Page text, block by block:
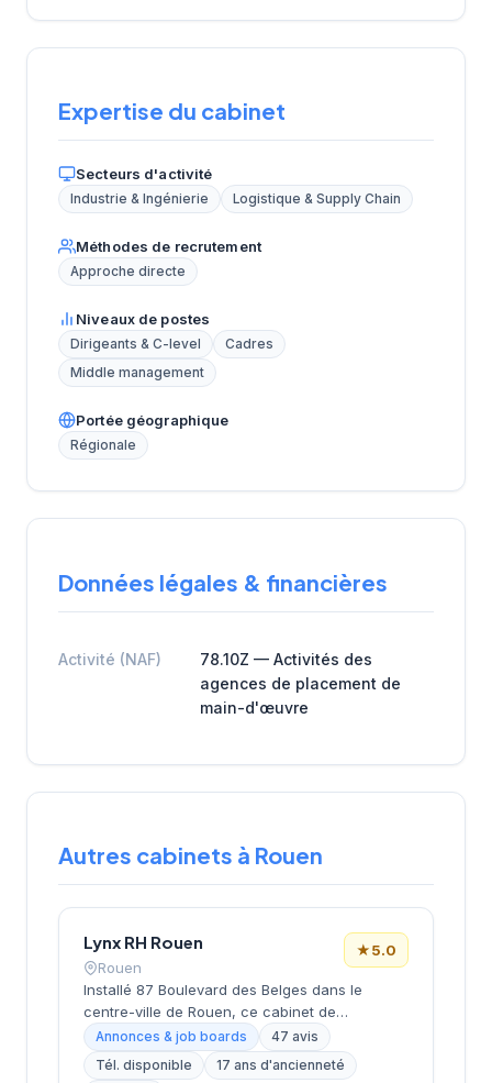
Expertise du cabinet
Secteurs d'activité
Industrie & Ingénierie Logistique & Supply Chain
Méthodes de recrutement
Approche directe
Niveaux de postes
Dirigeants & C-level
Cadres
Middle management
Portée géographique
Régionale
Données légales & financières
Activité (NAF)
78.10Z — Activités des
agences de placement de
main-d'œuvre
Autres cabinets à Rouen
Lynx RH Rouen
Rouen
★5.0
Installé 87 Boulevard des Belges dans le
centre-ville de Rouen, ce cabinet de
recrutement développe ses activités de
placement et de conseil en ressources
humaines sous la direction de M. Wirotius. La
Annonces & job boards
47 avis
Tél. disponible
17 ans d'ancienneté